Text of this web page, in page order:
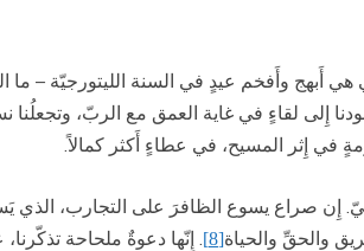
أَبهج وأَفخم عيدٍ في السنة الليتورجيّة –
إِلى لقاءٍ في غاية العمق مع الربّ،
في إِثر المسيح، في عطاءٍ أَكثر كمالاً.
إِن صراع يسوع الظافرَ على التجارب، الذي
والحقِّ والحياة[8]
. إِنّها دعوةٌ ملحاحة